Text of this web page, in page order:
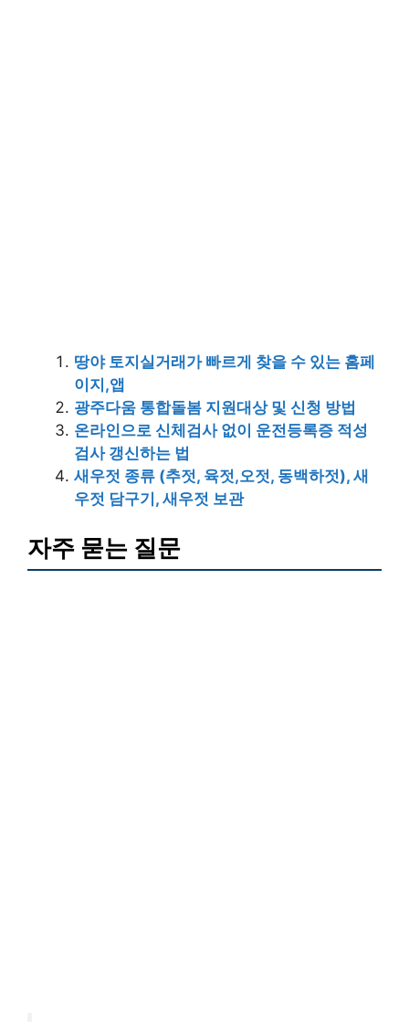
땅야 토지실거래가 빠르게 찾을 수 있는 홈페
이지,앱
광주다움 통합돌봄 지원대상 및 신청 방법
온라인으로 신체검사 없이 운전등록증 적성
검사 갱신하는 법
새우젓 종류 (추젓, 육젓,오젓, 동백하젓), 새
우젓 담구기, 새우젓 보관
자주 묻는 질문